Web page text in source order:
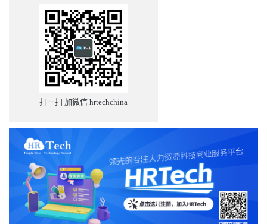
扫一扫 加微信 hrtechchina